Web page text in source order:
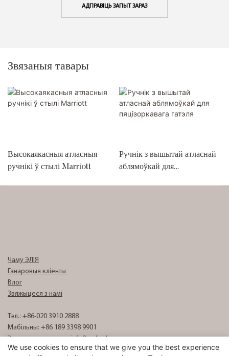
АДПРАВІЦЬ ЗАПЫТ ЗАРАЗ
Звязаныя тавары
Высокаякасныя атласныя
ручнікі ў стылі Marriott
Ручнік з вышытай атласнай
аблямоўкай для
Чаму ЭЛІЯ
Ганаровыя кліенты
Влог
Звяжыцеся з намі
Тэл.: +86-020 3910 2888
Мабільны: +86 189 3398 9901
Электронная пошта:info8@eliyalinen.com
We use cookies to ensure that we give you the best experience